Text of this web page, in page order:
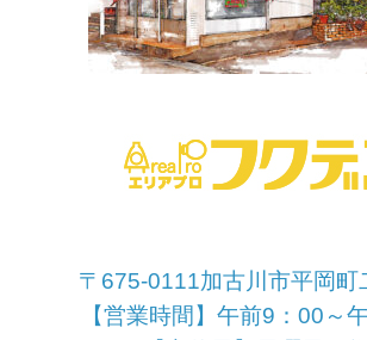
〒675-0111加古川市平岡町
【営業時間】午前9：00～